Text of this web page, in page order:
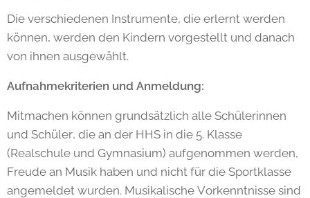
Die verschiedenen Instrumente, die erlernt werden
können, werden den Kindern vorgestellt und danach
von ihnen ausgewählt.
Aufnahmekriterien und Anmeldung:
Mitmachen können grundsätzlich alle Schülerinnen
und Schüler, die an der HHS in die 5. Klasse
(Realschule und Gymnasium) aufgenommen werden,
Freude an Musik haben und nicht für die Sportklasse
angemeldet wurden. Musikalische Vorkenntnisse sind